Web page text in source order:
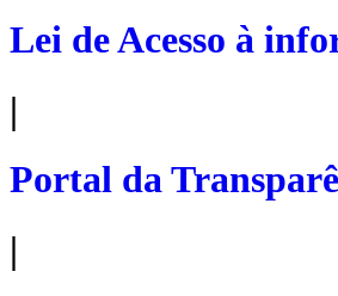
Lei de Acesso à
|
Portal da
|